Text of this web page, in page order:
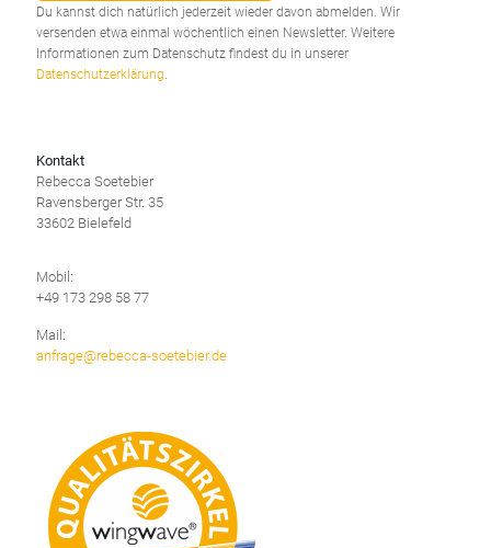
Kontakt
Rebecca Soetebier
Ravensberger Str. 35
33602 Bielefeld
Mobil:
+49 173 298 58 77
Mail:
anfrage@rebecca-soetebier.de
Du kannst dich natürlich jederzeit wieder davon abmelden. Wir
versenden etwa einmal wöchentlich einen Newsletter. Weitere
Informationen zum Datenschutz findest du in unserer
Datenschutzerklärung.